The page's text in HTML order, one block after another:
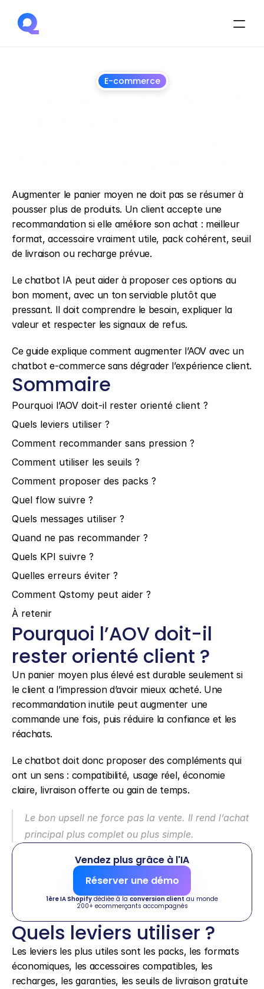
E-commerce
Augmenter le panier moyen ne doit pas se résumer à
pousser plus de produits. Un client accepte une
recommandation si elle améliore son achat : meilleur
format, accessoire vraiment utile, pack cohérent, seuil
de livraison ou recharge prévue.
Le chatbot IA peut aider à proposer ces options au
bon moment, avec un ton serviable plutôt que
pressant. Il doit comprendre le besoin, expliquer la
valeur et respecter les signaux de refus.
Ce guide explique comment augmenter l’AOV avec un
chatbot e-commerce sans dégrader l’expérience client.
Sommaire
Pourquoi l’AOV doit-il rester orienté client ?
Quels leviers utiliser ?
Comment recommander sans pression ?
Comment utiliser les seuils ?
Comment proposer des packs ?
Quel flow suivre ?
Quels messages utiliser ?
Quand ne pas recommander ?
Quels KPI suivre ?
Quelles erreurs éviter ?
Comment Qstomy peut aider ?
À retenir
Pourquoi l’AOV doit-il
rester orienté client ?
Un panier moyen plus élevé est durable seulement si
le client a l’impression d’avoir mieux acheté. Une
recommandation inutile peut augmenter une
commande une fois, puis réduire la confiance et les
réachats.
Le chatbot doit donc proposer des compléments qui
ont un sens : compatibilité, usage réel, économie
claire, livraison offerte ou gain de temps.
Le bon upsell ne force pas la vente. Il rend l’achat
principal plus complet ou plus simple.
Vendez plus grâce à l'IA
Réserver une démo
1ère IA Shopify dédiée à la conversion client au monde
200+ ecommerçants accompagnés
Quels leviers utiliser ?
Les leviers les plus utiles sont les packs, les formats
économiques, les accessoires compatibles, les
recharges, les garanties, les seuils de livraison gratuite